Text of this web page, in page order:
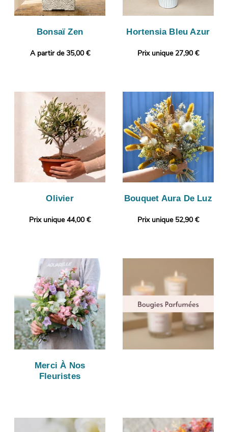
Bonsaï Zen
A partir de 35,00 €
Hortensia Bleu Azur
Prix unique 27,90 €
Olivier
Prix unique 44,00 €
Bouquet Aura De Luz
Prix unique 52,90 €
Merci À Nos
Fleuristes